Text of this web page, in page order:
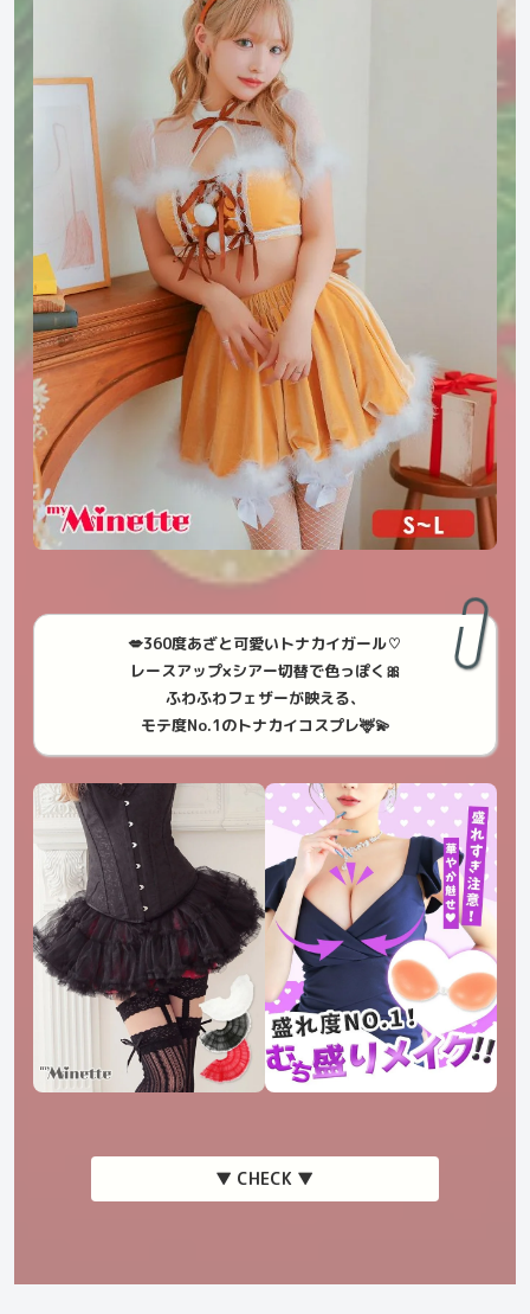
💋360度あざと可愛いトナカイガール♡
レースアップ×シアー切替で色っぽく🎀
ふわふわフェザーが映える、
モテ度No.1のトナカイコスプレ🦌💫
▼ CHECK ▼